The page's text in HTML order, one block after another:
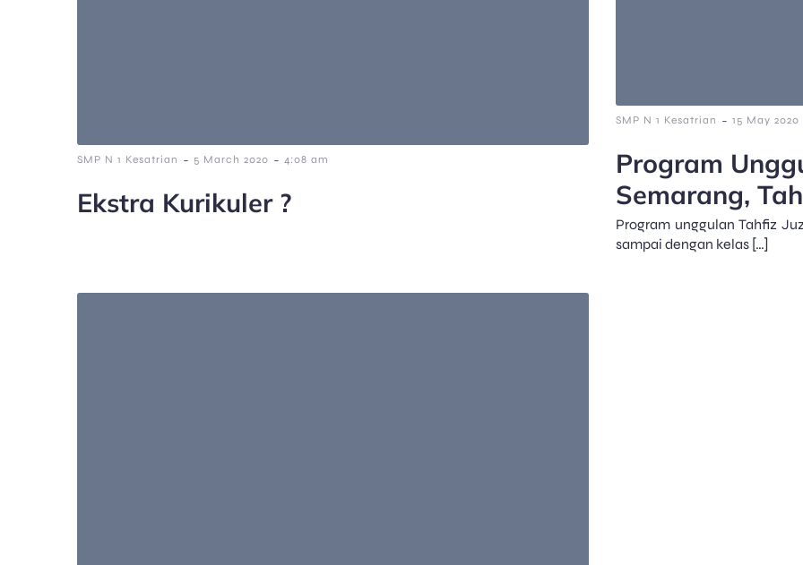
SMP N 1 Kesatrian - 15 May 2020
Program
Semarang,
Program unggulan Tahfiz
sampai dengan kelas […]
SMP N 1 Kesatrian - 5 March 2020 - 4:08 am
Ekstra Kurikuler ?